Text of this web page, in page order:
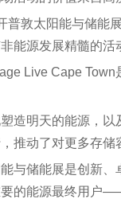
普敦太阳能与储能
能源发展精髓的活
Live Cape
造明天的能源，
推动了对更多存储
与储能展是创新
的能源最终用户